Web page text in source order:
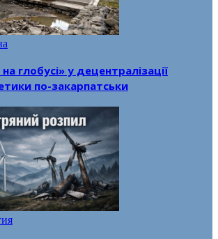
глобусі» у децентралізації
по-закарпатськи